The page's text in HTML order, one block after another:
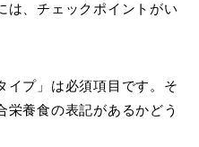
は、チェックポイントがい
イプ」は必須項目です。そ
栄養食の表記があるかどう